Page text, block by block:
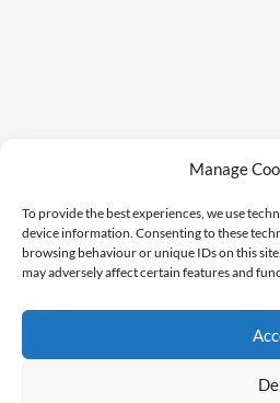
Manage
To provide the best experiences, we use
device information. Consenting to these
browsing behaviour or unique IDs on this
may adversely affect certain features and